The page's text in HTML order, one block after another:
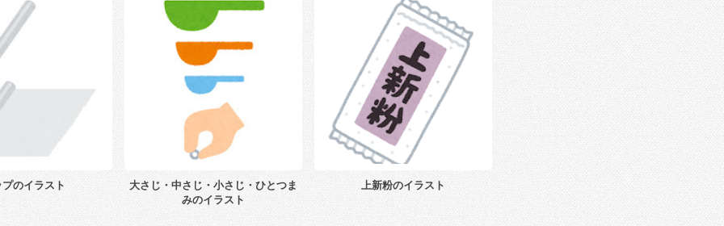
のイラスト
大さじ・中さじ・小さじ・ひとつま
みのイラスト
上新粉のイラスト